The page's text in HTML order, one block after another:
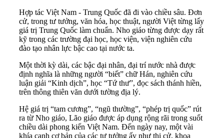
Hợp tác Việt Nam - Trung Quốc đã đi vào chiều sâu. Đơn
cử, trong tư tưởng, văn hóa, học thuật, người Việt từng lấy
giá trị Trung Quốc làm chuẩn. Nho giáo từng được dạy rất
kỹ trong các trường đại học, học viện, viện nghiên cứu
đào tạo nhân lực bậc cao tại nước ta.
Một thời kỳ dài, các bậc đại nhân, đại trí nước nhà được
định nghĩa là những người “biết” chữ Hán, nghiên cứu
luận giải “Kinh dịch”, học “Tứ thư”, đọc sách thánh hiền,
trên thông thiên văn dưới tường địa lý.
Hệ giá trị “tam cương”, “ngũ thường”, “phép trị quốc” rút
ra từ Nho giáo, Lão giáo được áp dụng rộng rãi trong suốt
chiều dài phong kiến Việt Nam. Đến ngày nay, một vài
khía cạnh cơ bản của các tư tưởng ấy như thi cử, khoa